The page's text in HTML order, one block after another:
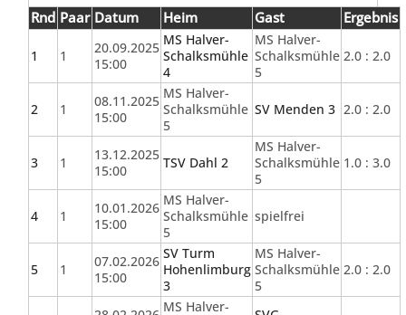
Rnd Paar Datum Heim Gast Ergebnis
1 1
20.09.2025
15:00
MS Halver-
Schalksmühle
4
MS Halver-
Schalksmühle
5
2.0 : 2.0
2 1
08.11.2025
15:00
MS Halver-
Schalksmühle
5
SV Menden 3 2.0 : 2.0
3 1
13.12.2025
15:00
TSV Dahl 2
MS Halver-
Schalksmühle
5
1.0 : 3.0
4 1
10.01.2026
15:00
MS Halver-
Schalksmühle
5
spielfrei
5 1
07.02.2026
15:00
SV Turm
Hohenlimburg
3
MS Halver-
Schalksmühle
5
2.0 : 2.0
MS Halver-